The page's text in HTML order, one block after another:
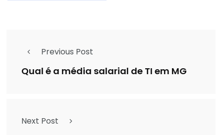
Previous Post
Qual é a média salarial de TI em MG
Next Post